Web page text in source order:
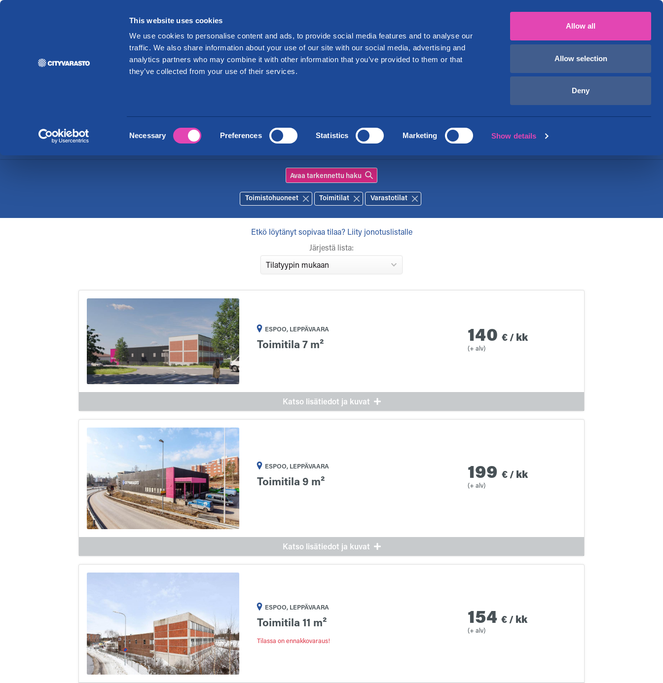
This website uses cookies
We use cookies to personalise content and ads, to provide social media features and to analyse our
traffic. We also share information about your use of our site with our social media, advertising and
analytics partners who may combine it with other information that you’ve provided to them or that
they’ve collected from your use of their services.
Necessary Preferences Statistics Marketing Show details
Allow all
Allow selection
Deny
029 1234 700
Oma tili
Tietoa meistä
Vuokraamme toimitiloja monenlaisiin käyttötarkoituksiin eri puolelta Suomea. Täyden palvelun toimistohotellien -
tarkennettu haku
Toimistohuoneet Toimitilat Varastotilat
Etkö löytänyt sopivaa tilaa? Liity jonotuslistalle
Järjestä lista:
ESPOO, LEPPÄVAARA
Toimitila 7 m² 140 €/kk
(+ alv)
Katso lisätiedot ja kuvat
ESPOO, LEPPÄVAARA
Toimitila 9 m² 199 €/kk
(+ alv)
Katso lisätiedot ja kuvat
ESPOO, LEPPÄVAARA
Toimitila 11 m²
Tilassa on ennakkovaraus!
154 €/kk
(+ alv)